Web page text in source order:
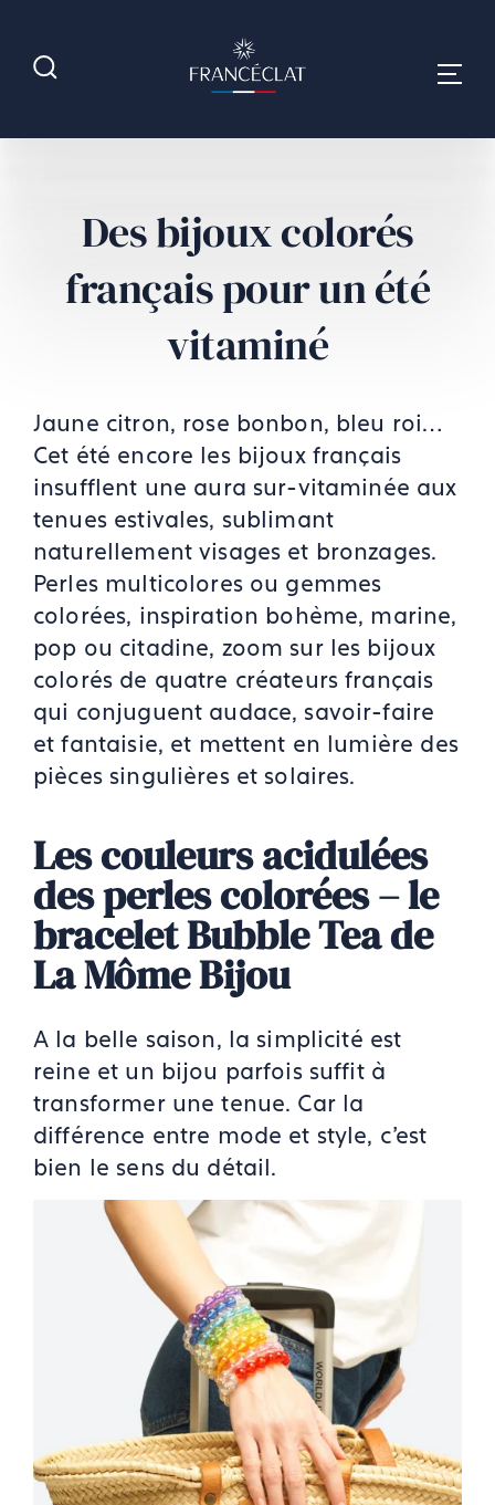
Des bijoux colorés
français pour un été
vitaminé
Jaune citron, rose bonbon, bleu roi…
Cet été encore les bijoux français
insufflent une aura sur-vitaminée aux
tenues estivales, sublimant
naturellement visages et bronzages.
Perles multicolores ou gemmes
colorées, inspiration bohème, marine,
pop ou citadine, zoom sur les bijoux
colorés de quatre créateurs français
qui conjuguent audace, savoir-faire
et fantaisie, et mettent en lumière des
pièces singulières et solaires.
Les couleurs acidulées
des perles colorées – le
bracelet Bubble Tea de
La Môme Bijou
A la belle saison, la simplicité est
reine et un bijou parfois suffit à
transformer une tenue. Car la
différence entre mode et style, c’est
bien le sens du détail.